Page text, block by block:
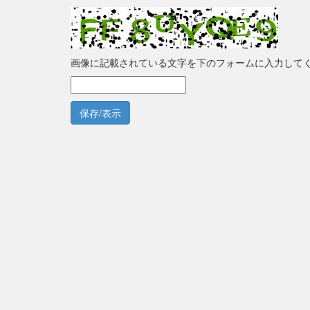
画像に記載されている文字を下のフォームに入力して
保存/表示